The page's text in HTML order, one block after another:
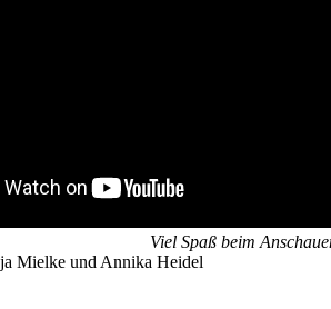
Viel Spaß beim
Mielke und Annika Heidel